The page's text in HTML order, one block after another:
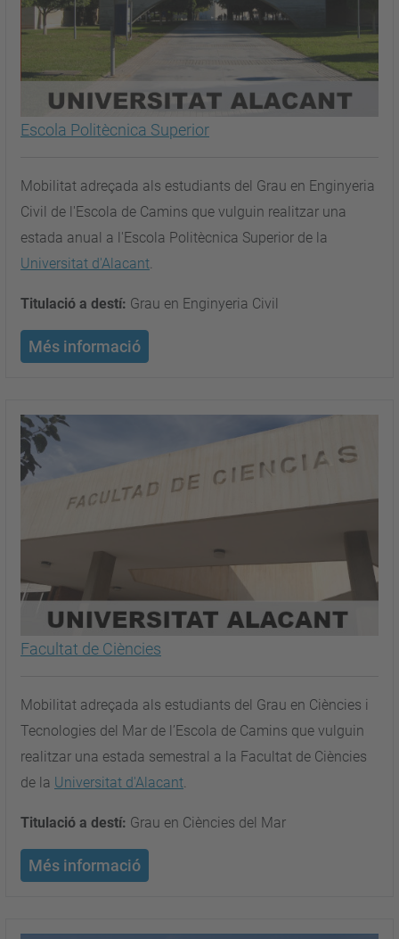
Escola Politècnica Superior
Mobilitat adreçada als estudiants del Grau en Enginyeria
Civil de l'Escola de Camins que vulguin realitzar una
estada anual a l'Escola Politècnica Superior de la
Universitat d'Alacant.
Titulació a destí: Grau en Enginyeria Civil
Més informació
Facultat de Ciències
Mobilitat adreçada als estudiants del Grau en Ciències i
Tecnologies del Mar de l’Escola de Camins que vulguin
realitzar una estada semestral a la Facultat de Ciències
de la Universitat d'Alacant.
Titulació a destí: Grau en Ciències del Mar
Més informació